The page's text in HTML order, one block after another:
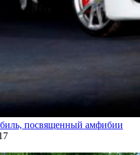
посвященный амфибии